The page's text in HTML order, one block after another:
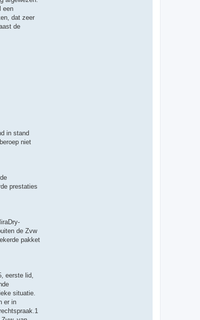
een
dat zeer
de
in stand
niet
prestaties
de Zvw
pakket
eerste lid,
situatie.
er in